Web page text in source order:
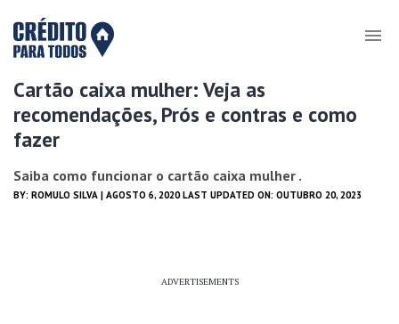
Cartão caixa mulher: Veja as
recomendações, Prós e contras e como
fazer
Saiba como funcionar o cartão caixa mulher .
BY: ROMULO SILVA | AGOSTO 6, 2020 LAST UPDATED ON: OUTUBRO 20, 2023
ADVERTISEMENTS